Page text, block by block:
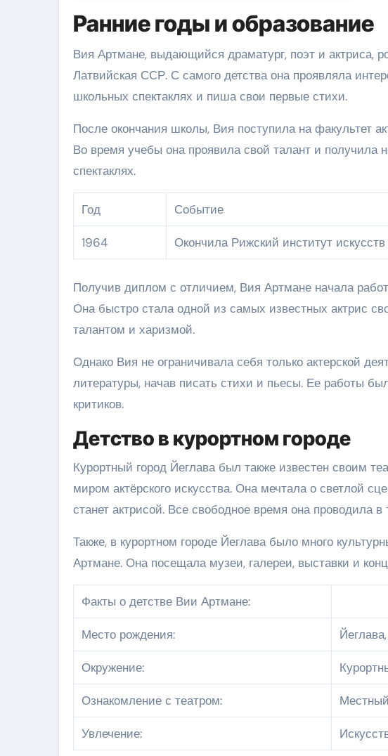
Ранние годы и образование
Вия Артмане, выдающийся драматург, поэт и актриса,
Латвийская ССР. С самого детства она проявляла
школьных спектаклях и пиша свои первые стихи.
После окончания школы, Вия поступила на факультет
Во время учебы она проявила свой талант и получила
спектаклях.
Год Событие
1964 Окончила Рижский институт искусств
Получив диплом с отличием, Вия Артмане начала
Она быстро стала одной из самых известных актрис
талантом и харизмой.
Однако Вия не ограничивала себя только актерской
литературы, начав писать стихи и пьесы. Ее работы
критиков.
Детство в курортном городе
Курортный город Йеглава был также известен своим
миром актёрского искусства. Она мечтала о светлой
станет актрисой. Все свободное время она проводила
Также, в курортном городе Йеглава было много
Артмане. Она посещала музеи, галереи, выставки и
Факты о детстве Вии Артмане:
Место рождения:
Окружение:
Ознакомление с театром:
Увлечение: